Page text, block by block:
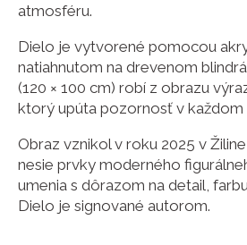
atmosféru.
Dielo je vytvorené pomocou
natiahnutom na drevenom
(120 × 100 cm) robí z obrazu
ktorý upúta pozornosť v každom
Obraz vznikol v roku 2025 v
nesie prvky moderného
umenia s dôrazom na detail,
Dielo je signované autorom.